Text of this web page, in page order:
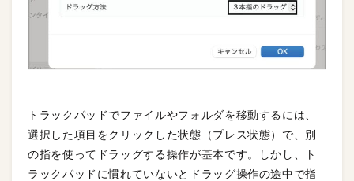
トラックパッドでファイルやフォルダを移動するには、
選択した項目をクリックした状態（プレス状態）で、別
の指を使ってドラッグする操作が基本です。しかし、ト
ラックパッドに慣れていないとドラッグ操作の途中で指